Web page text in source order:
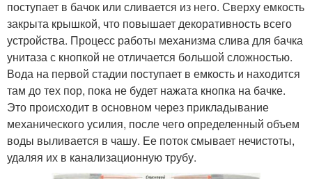
поступает в бачок или сливается из него. Сверху емкость
закрыта крышкой, что повышает декоративность всего
устройства. Процесс работы механизма слива для бачка
унитаза с кнопкой не отличается большой сложностью.
Вода на первой стадии поступает в емкость и находится
там до тех пор, пока не будет нажата кнопка на бачке.
Это происходит в основном через прикладывание
механического усилия, после чего определенный объем
воды выливается в чашу. Ее поток смывает нечистоты,
удаляя их в канализационную трубу.